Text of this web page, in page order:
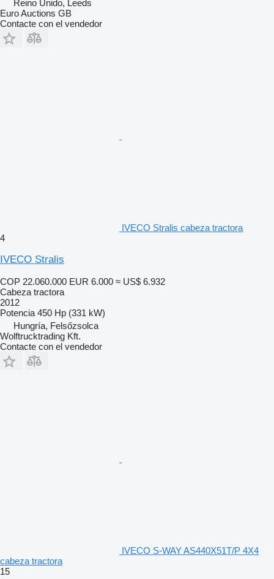
Reino Unido, Leeds
Euro Auctions GB
Contacte con el vendedor
IVECO Stralis cabeza tractora
4
IVECO Stralis
COP 22.060.000 EUR 6.000 ≈ US$ 6.932
Cabeza tractora
2012
Potencia 450 Hp (331 kW)
Hungría, Felsőzsolca
Wolftrucktrading Kft.
Contacte con el vendedor
IVECO S-WAY AS440X51T/P 4X4
cabeza tractora
15